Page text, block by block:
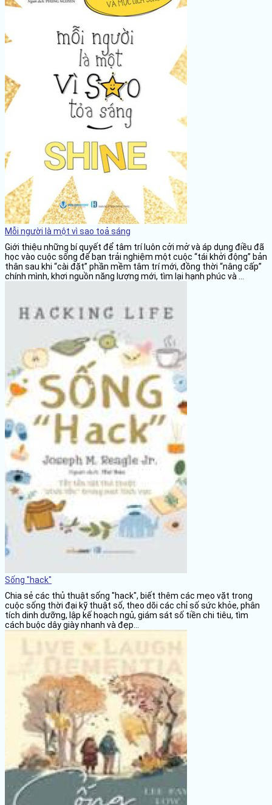
Mỗi người là một vì sao toả sáng
Giới thiệu những bí quyết để tâm trí luôn cởi mở và áp dụng điều đã
học vào cuộc sống để bạn trải nghiệm một cuộc “tái khởi động” bản
thân sau khi “cài đặt” phần mềm tâm trí mới, đồng thời “nâng cấp”
chính mình, khơi nguồn năng lượng mới, tìm lại hạnh phúc và ...
Sống "hack"
Chia sẻ các thủ thuật sống "hack", biết thêm các mẹo vặt trong
cuộc sống thời đại kỹ thuật số, theo dõi các chỉ số sức khỏe, phân
tích dinh dưỡng, lập kế hoạch ngủ, giám sát số tiền chi tiêu, tìm
cách buộc dây giày nhanh và đẹp...